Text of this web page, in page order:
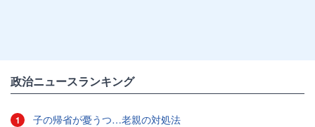
政治ニュースランキング
1 子の帰省が憂うつ…老親の対処法